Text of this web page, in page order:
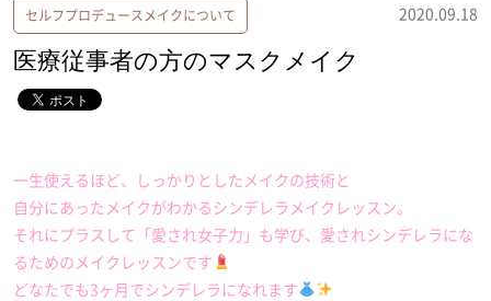
セルフプロデュースメイクについて 2020.09.18
医療従事者の方のマスクメイク
一生使えるほど、しっかりとしたメイクの技術と
自分にあったメイクがわかるシンデレラメイクレッスン。
それにプラスして「愛され女子力」も学び、愛されシンデレラにな
るためのメイクレッスンです
どなたでも3ヶ月でシンデレラになれます